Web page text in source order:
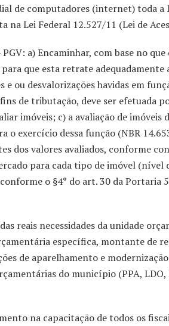
de computadores (internet) toda a
na Lei Federal 12.527/11 (Lei de
a) Encaminhar, com base no
que esta retrate adequadamente
ou desvalorizações havidas em
de tributação, deve ser efetuada
imóveis; c) a avaliação de imóveis
o exercício dessa função (NBR
dos valores avaliados, conforme
para cada tipo de imóvel (nível
o §4° do art. 30 da Portaria
reais necessidades da unidade
específica, montante de
de aparelhamento e
do município (PPA, LDO,
na capacitação de todos os